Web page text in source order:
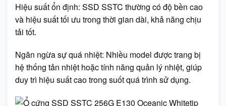
Hiệu suất ổn định: SSD SSTC thường có độ bền cao
và hiệu suất tối ưu trong thời gian dài, khả năng chịu
tải tốt.
Ngăn ngừa sự quá nhiệt: Nhiều model được trang bị
hệ thống tản nhiệt hoặc tính năng quản lý nhiệt, giúp
duy trì hiệu suất cao trong suốt quá trình sử dụng.